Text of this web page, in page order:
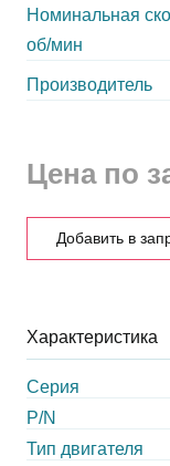
Номинальная
об/мин
Производитель
Цена по
Добавить в
Характеристика
Серия
P/N
Тип двигателя